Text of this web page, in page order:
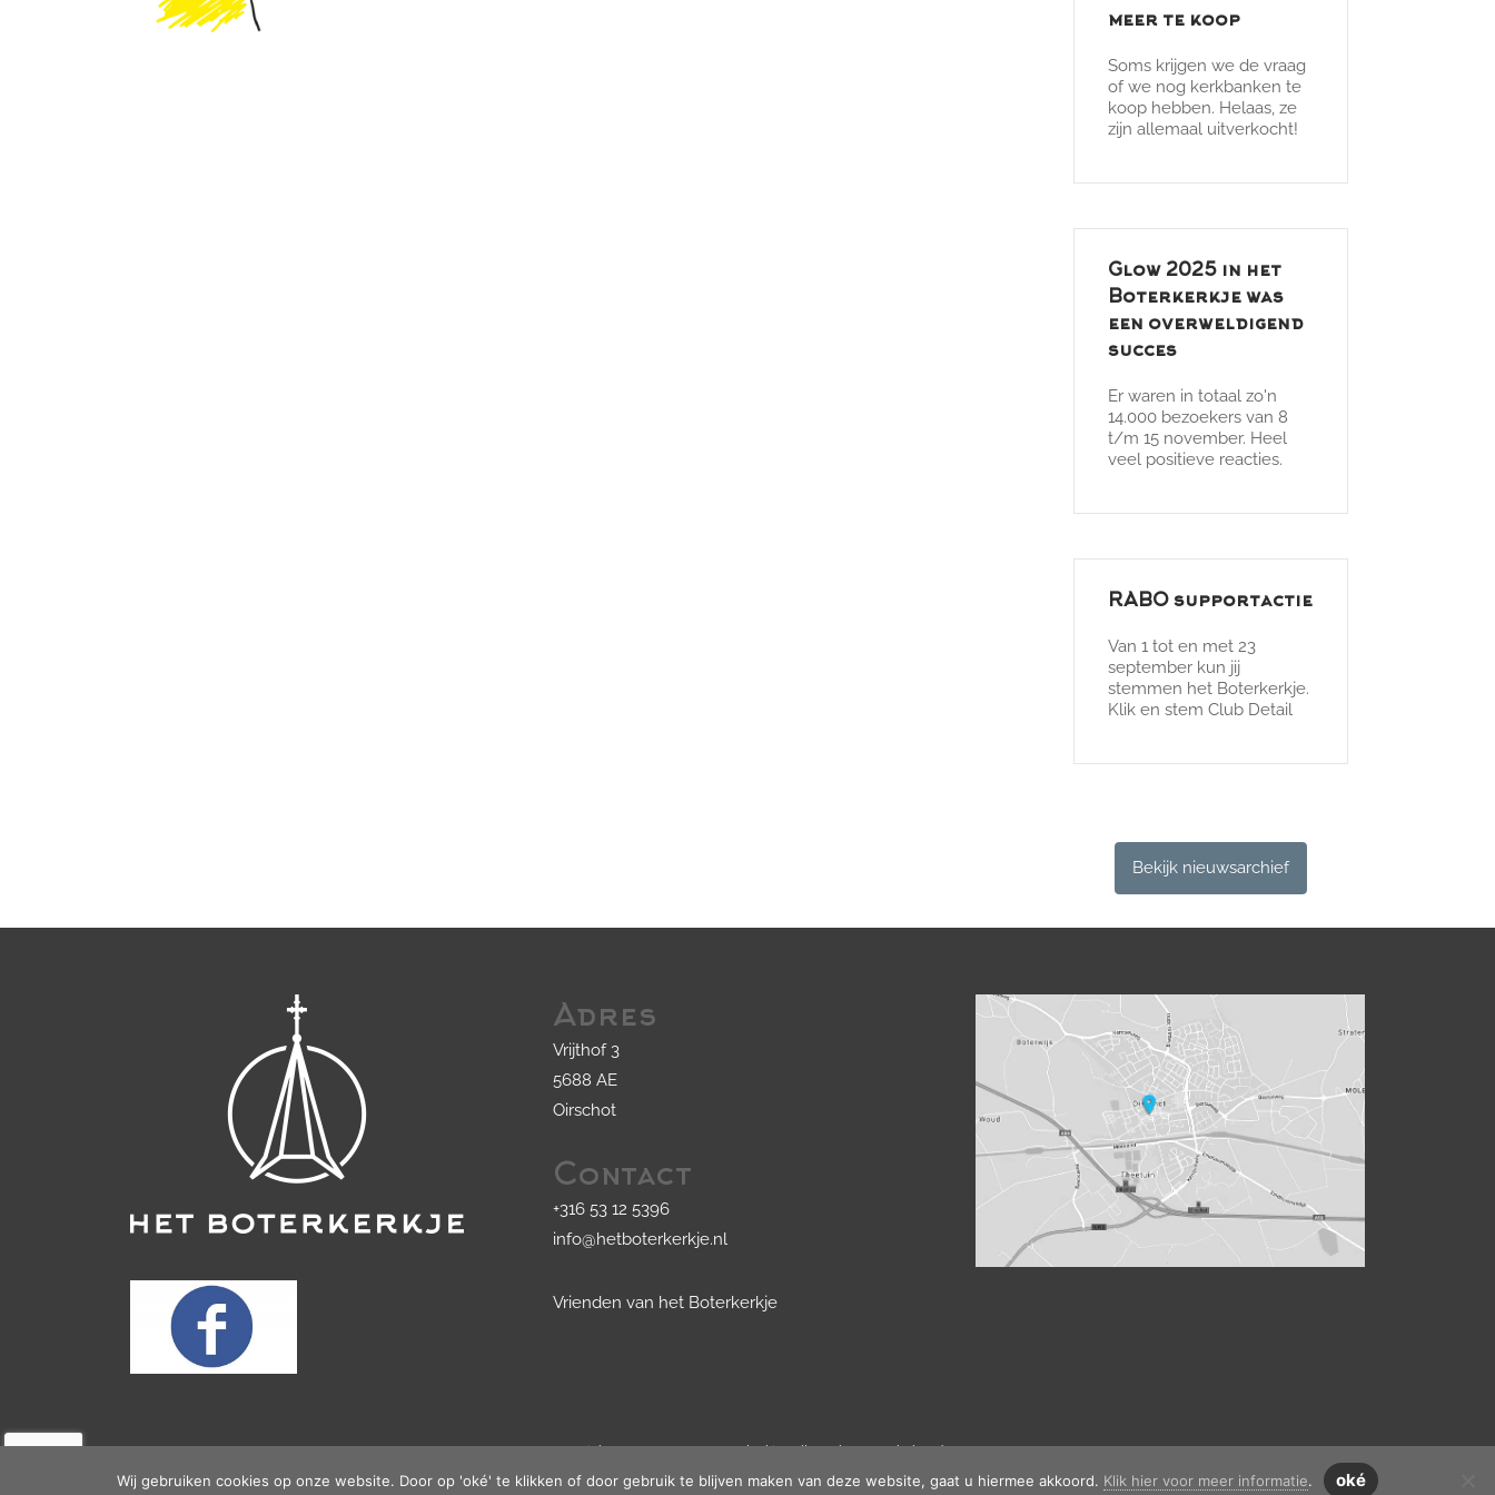
meer te koop
Soms krijgen we de vraag
of we nog kerkbanken te
koop hebben. Helaas, ze
zijn allemaal uitverkocht!
Glow 2025 in het
Boterkerkje was
een overweldigend
succes
Er waren in totaal zo'n
14.000 bezoekers van 8
t/m 15 november. Heel
veel positieve reacties.
RABO supportactie
Van 1 tot en met 23
september kun jij
stemmen het Boterkerkje.
Klik en stem Club Detail
Bekijk nieuwsarchief
Adres
Vrijthof 3
5688 AE
Oirschot
Contact
+316 53 12 5396
info@hetboterkerkje.nl
Vrienden van het Boterkerkje
© Copyright 2020 - 2026Het Boterkerkje· Alle rechten voorbehouden
Ontwikkeling doorProbu
Wij gebruiken cookies op onze website. Door op 'oké' te klikken of door gebruik te blijven maken van deze website, gaat u hiermee akkoord. Klik hier voor meer informatie. oké